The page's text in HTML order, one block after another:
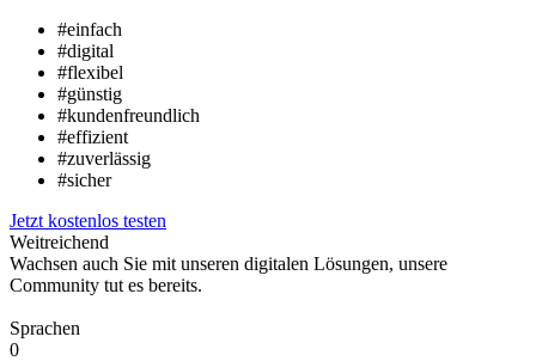
#einfach
#digital
#flexibel
#günstig
#kundenfreundlich
#effizient
#zuverlässig
#sicher
Jetzt kostenlos testen
Weitreichend
Wachsen auch Sie mit unseren digitalen Lösungen, unsere
Community tut es bereits.
Sprachen
0